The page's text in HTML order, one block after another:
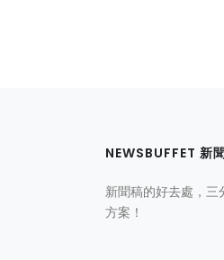
NEWSBUFFET 新
新聞稿的好去處，
方案！